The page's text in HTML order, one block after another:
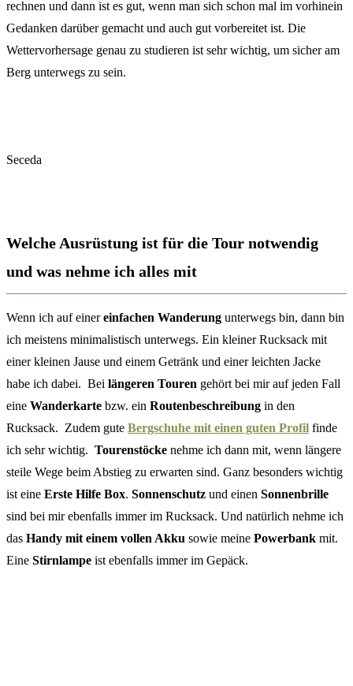
rechnen und dann ist es gut, wenn man sich schon mal im vorhinein
Gedanken darüber gemacht und auch gut vorbereitet ist. Die
Wettervorhersage genau zu studieren ist sehr wichtig, um sicher am
Berg unterwegs zu sein.
Seceda
Welche Ausrüstung ist für die Tour notwendig
und was nehme ich alles mit
Wenn ich auf einereinfachen Wanderung unterwegs bin, dann bin
ich meistens minimalistisch unterwegs. Ein kleiner Rucksack mit
einer kleinen Jause und einem Getränk und einer leichten Jacke
habe ich dabei. Bei längeren Touren gehört bei mir auf jeden Fall
eine Wanderkarte bzw. ein Routenbeschreibung in den
Rucksack. Zudem gute Bergschuhe mit einen guten Profil finde
ich sehr wichtig. Tourenstöcke nehme ich dann mit, wenn längere
steile Wege beim Abstieg zu erwarten sind. Ganz besonders wichtig
ist eine Erste Hilfe Box. Sonnenschutz und einen Sonnenbrille
sind bei mir ebenfalls immer im Rucksack. Und natürlich nehme ich
das Handy mit einem vollen Akku sowie meine Powerbank mit.
Eine Stirnlampe ist ebenfalls immer im Gepäck.